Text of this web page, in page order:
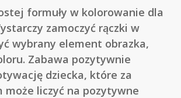
formuły w kolorowanie dla
zamoczyć rączki w
wybrany element obrazka,
Zabawa pozytywnie
dziecka, które za
może liczyć na pozytywne